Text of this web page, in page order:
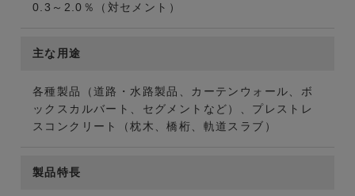
0.3～2.0％（対セメント）
主な用途
各種製品（道路・水路製品、カーテンウォール、ボ
ックスカルバート、セグメントなど）、プレストレ
スコンクリート（枕木、橋桁、軌道スラブ）
製品特長